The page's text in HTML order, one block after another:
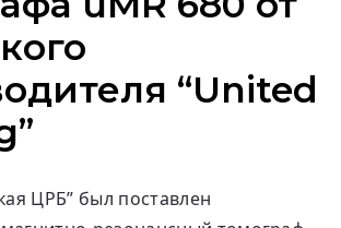
“United
ЦРБ” был поставлен